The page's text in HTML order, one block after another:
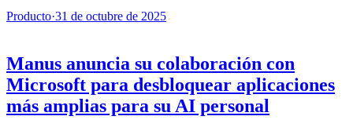
Producto·31 de octubre de 2025
Manus anuncia su colaboración con
Microsoft para desbloquear aplicaciones
más amplias para su AI personal